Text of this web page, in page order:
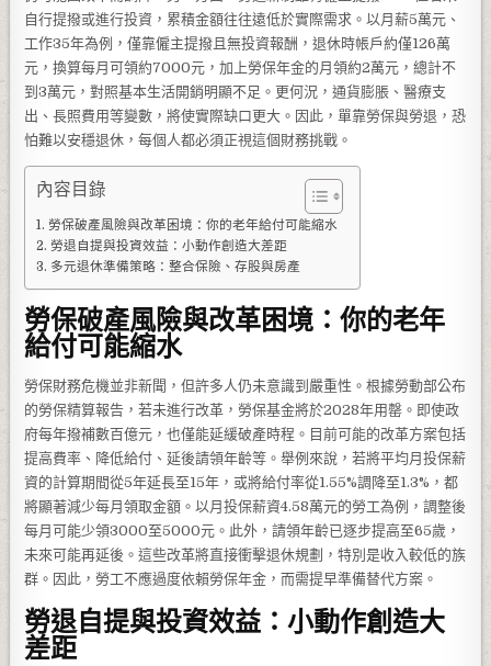
自行提撥或進行投資，累積金額往往遠低於實際需求。以月薪5萬元、
工作35年為例，僅靠僱主提撥且無投資報酬，退休時帳戶約僅126萬
元，換算每月可領約7000元，加上勞保年金的月領約2萬元，總計不
到3萬元，對照基本生活開銷明顯不足。更何況，通貨膨脹、醫療支
出、長照費用等變數，將使實際缺口更大。因此，單靠勞保與勞退，恐
怕難以安穩退休，每個人都必須正視這個財務挑戰。
內容目錄
勞保破產風險與改革困境：你的老年給付可能縮水
勞退自提與投資效益：小動作創造大差距
多元退休準備策略：整合保險、存股與房產
勞保破產風險與改革困境：你的老年
給付可能縮水
勞保財務危機並非新聞，但許多人仍未意識到嚴重性。根據勞動部公布
的勞保精算報告，若未進行改革，勞保基金將於2028年用罄。即使政
府每年撥補數百億元，也僅能延緩破產時程。目前可能的改革方案包括
提高費率、降低給付、延後請領年齡等。舉例來說，若將平均月投保薪
資的計算期間從5年延長至15年，或將給付率從1.55%調降至1.3%，都
將顯著減少每月領取金額。以月投保薪資4.58萬元的勞工為例，調整後
每月可能少領3000至5000元。此外，請領年齡已逐步提高至65歲，
未來可能再延後。這些改革將直接衝擊退休規劃，特別是收入較低的族
群。因此，勞工不應過度依賴勞保年金，而需提早準備替代方案。
勞退自提與投資效益：小動作創造大
差距